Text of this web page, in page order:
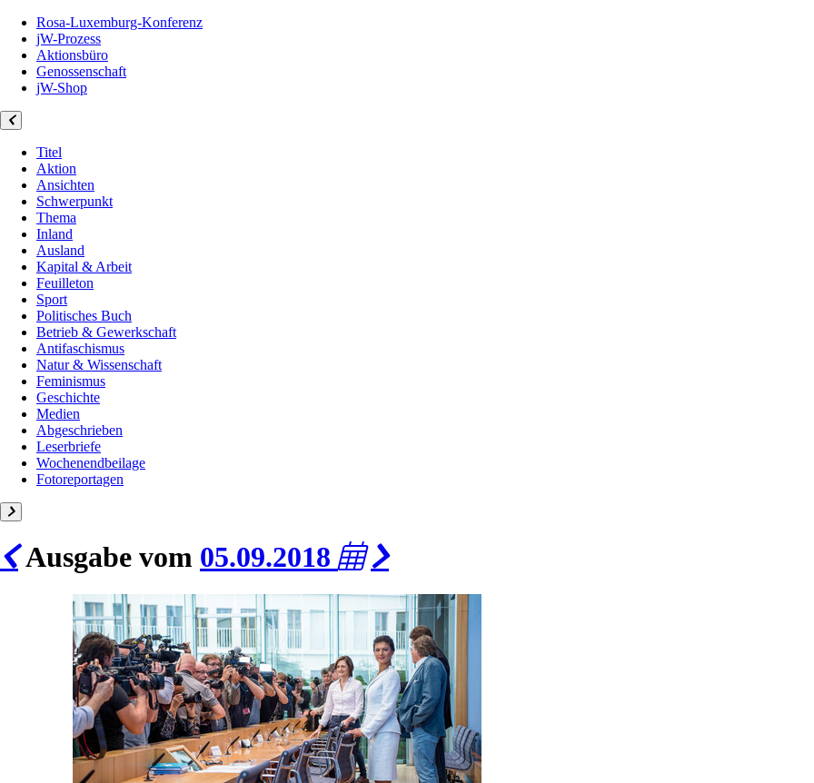
Rosa-Luxemburg-Konferenz
jW-Prozess
Aktionsbüro
Genossenschaft
jW-Shop
Titel
Aktion
Ansichten
Schwerpunkt
Thema
Inland
Ausland
Kapital & Arbeit
Feuilleton
Sport
Politisches Buch
Betrieb & Gewerkschaft
Antifaschismus
Natur & Wissenschaft
Feminismus
Geschichte
Medien
Abgeschrieben
Leserbriefe
Wochenendbeilage
Fotoreportagen
Ausgabe vom 05.09.2018